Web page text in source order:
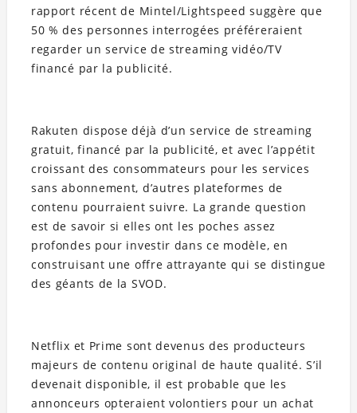
rapport récent de Mintel/Lightspeed suggère que
50 % des personnes interrogées préféreraient
regarder un service de streaming vidéo/TV
financé par la publicité.
Rakuten dispose déjà d’un service de streaming
gratuit, financé par la publicité, et avec l’appétit
croissant des consommateurs pour les services
sans abonnement, d’autres plateformes de
contenu pourraient suivre. La grande question
est de savoir si elles ont les poches assez
profondes pour investir dans ce modèle, en
construisant une offre attrayante qui se distingue
des géants de la SVOD.
Netflix et Prime sont devenus des producteurs
majeurs de contenu original de haute qualité. S’il
devenait disponible, il est probable que les
annonceurs opteraient volontiers pour un achat